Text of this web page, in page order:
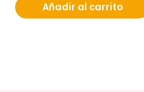
Añadir al carrito